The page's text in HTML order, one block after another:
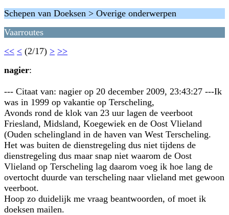
Schepen van Doeksen > Overige onderwerpen
Vaarroutes
<< < (2/17) > >>
nagier:
--- Citaat van: nagier op 20 december 2009, 23:43:27 ---Ik
was in 1999 op vakantie op Terscheling,
Avonds rond de klok van 23 uur lagen de veerboot
Friesland, Midsland, Koegewiek en de Oost Vlieland
(Ouden schelingland in de haven van West Terscheling.
Het was buiten de dienstregeling dus niet tijdens de
dienstregeling dus maar snap niet waarom de Oost
Vlieland op Terscheling lag daarom voeg ik hoe lang de
overtocht duurde van terscheling naar vlieland met gewoon
veerboot.
Hoop zo duidelijk me vraag beantwoorden, of moet ik
doeksen mailen.